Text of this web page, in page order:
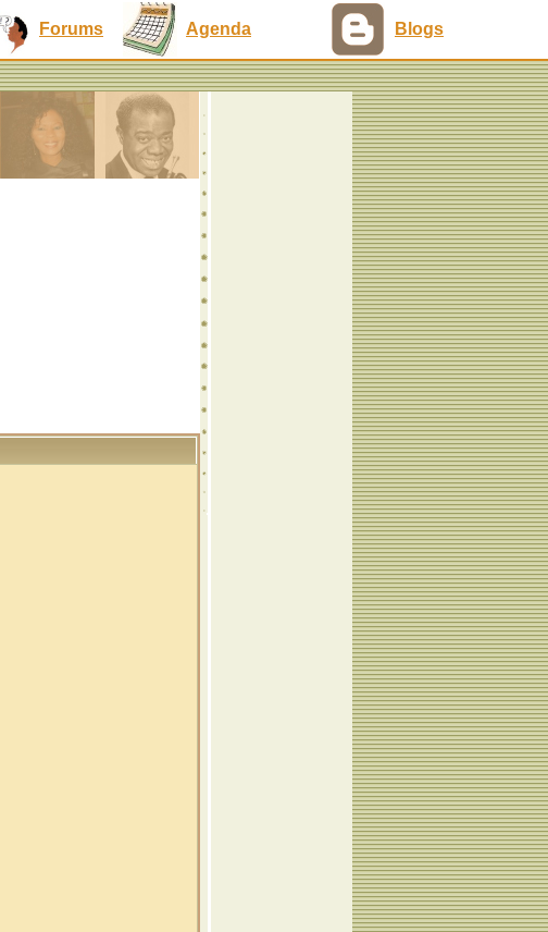
Forums Agenda Blogs